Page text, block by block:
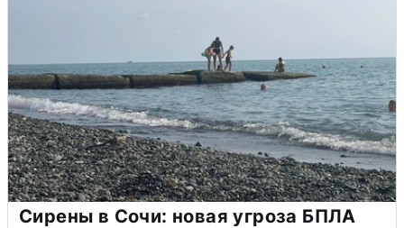
Сирены в Сочи: новая угроза БПЛА